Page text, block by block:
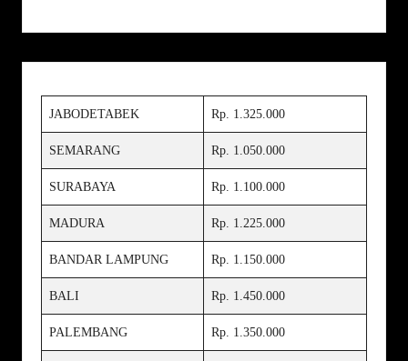
JABODETABEK Rp. 1.325.000
SEMARANG Rp. 1.050.000
SURABAYA Rp. 1.100.000
MADURA Rp. 1.225.000
BANDAR LAMPUNG Rp. 1.150.000
BALI Rp. 1.450.000
PALEMBANG Rp. 1.350.000